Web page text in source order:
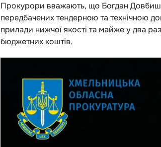
Прокурори вважають, що Богдан Довбиш
передбачених тендерною та технічною
прилади нижчої якості та майже у два
бюджетних коштів.